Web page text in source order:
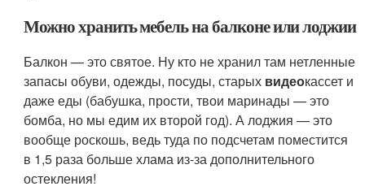
Можно хранить мебель на балконе или лоджии
Балкон — это святое. Ну кто не хранил там нетленные
запасы обуви, одежды, посуды, старых видеокассет и
даже еды (бабушка, прости, твои маринады — это
бомба, но мы едим их второй год). А лоджия — это
вообще роскошь, ведь туда по подсчетам поместится
в 1,5 раза больше хлама из-за дополнительного
остекления!